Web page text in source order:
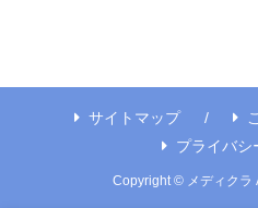
サイトマップ
プライバシ
Copyright © メディクラ